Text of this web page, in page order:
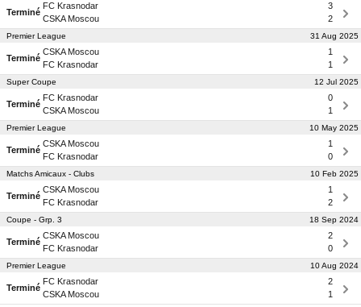
Terminé
FC Krasnodar
3
CSKA Moscou
2
Premier League 31 Aug 2025
Terminé
CSKA Moscou
1
FC Krasnodar
1
Super Coupe 12 Jul 2025
Terminé
FC Krasnodar
0
CSKA Moscou
1
Premier League 10 May 2025
Terminé
CSKA Moscou
1
FC Krasnodar
0
Matchs Amicaux - Clubs 10 Feb 2025
Terminé
CSKA Moscou
1
FC Krasnodar
2
Coupe - Grp. 3 18 Sep 2024
Terminé
CSKA Moscou
2
FC Krasnodar
0
Premier League 10 Aug 2024
Terminé
FC Krasnodar
2
CSKA Moscou
1